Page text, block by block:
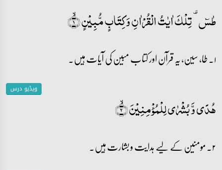
طٰسٓ ۟ تِلۡکَ اٰیٰتُ الۡقُرۡاٰنِ وَ کِتَابٍ مُّبِیۡنٍ ۙ﴿۱﴾
۱۔ طا، سین، یہ قرآن اور کتاب مبین کی آیات ہیں۔
ویڈیو درس
ہُدًی وَّ بُشۡرٰی لِلۡمُؤۡمِنِیۡنَ ۙ﴿۲﴾
۲۔ مومنین کے لیے ہدایت و بشارت ہیں۔